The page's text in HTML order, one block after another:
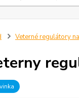
Veterné regulátory